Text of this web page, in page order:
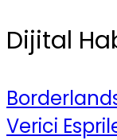
Dijital
Verici